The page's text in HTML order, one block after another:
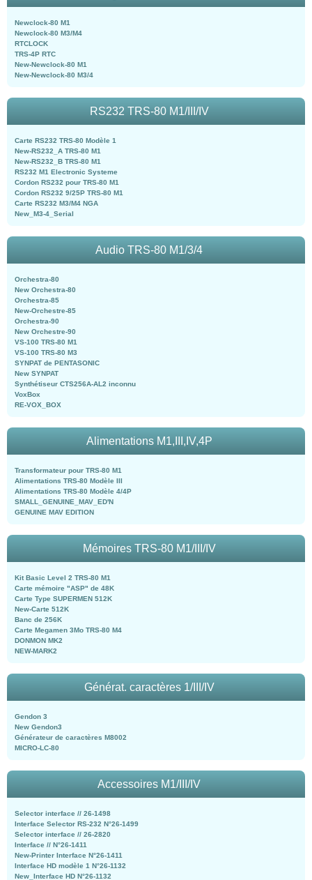
Newclock-80 M1
Newclock-80 M3/M4
RTCLOCK
TRS-4P RTC
New-Newclock-80 M1
New-Newclock-80 M3/4
RS232 TRS-80 M1/III/IV
Carte RS232 TRS-80 Modèle 1
New-RS232_A TRS-80 M1
New-RS232_B TRS-80 M1
RS232 M1 Electronic Systeme
Cordon RS232 pour TRS-80 M1
Cordon RS232 9/25P TRS-80 M1
Carte RS232 M3/M4 NGA
New_M3-4_Serial
Audio TRS-80 M1/3/4
Orchestra-80
New Orchestra-80
Orchestra-85
New-Orchestre-85
Orchestra-90
New Orchestre-90
VS-100 TRS-80 M1
VS-100 TRS-80 M3
SYNPAT de PENTASONIC
New SYNPAT
Synthétiseur CTS256A-AL2 inconnu
VoxBox
RE-VOX_BOX
Alimentations M1,III,IV,4P
Transformateur pour TRS-80 M1
Alimentations TRS-80 Modèle III
Alimentations TRS-80 Modèle 4/4P
SMALL_GENUINE_MAV_ED'N
GENUINE MAV EDITION
Mémoires TRS-80 M1/III/IV
Kit Basic Level 2 TRS-80 M1
Carte mémoire "ASP" de 48K
Carte Type SUPERMEN 512K
New-Carte 512K
Banc de 256K
Carte Megamen 3Mo TRS-80 M4
DONMON MK2
NEW-MARK2
Générat. caractères 1/III/IV
Gendon 3
New Gendon3
Générateur de caractères M8002
MICRO-LC-80
Accessoires M1/III/IV
Selector interface // 26-1498
Interface Selector RS-232 N°26-1499
Selector interface // 26-2820
Interface // N°26-1411
New-Printer Interface N°26-1411
Interface HD modèle 1 N°26-1132
New_Interface HD N°26-1132